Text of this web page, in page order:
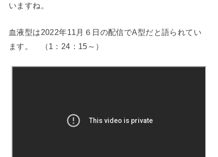
いますね。
血液型は2022年11月６日の配信でA型だと語られてい
ます。 （1：24：15～）